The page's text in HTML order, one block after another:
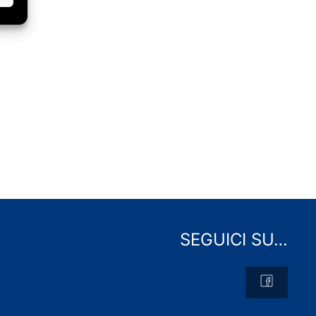
SEGUICI SU…